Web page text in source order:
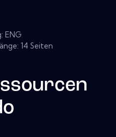
ENG
14 Seiten